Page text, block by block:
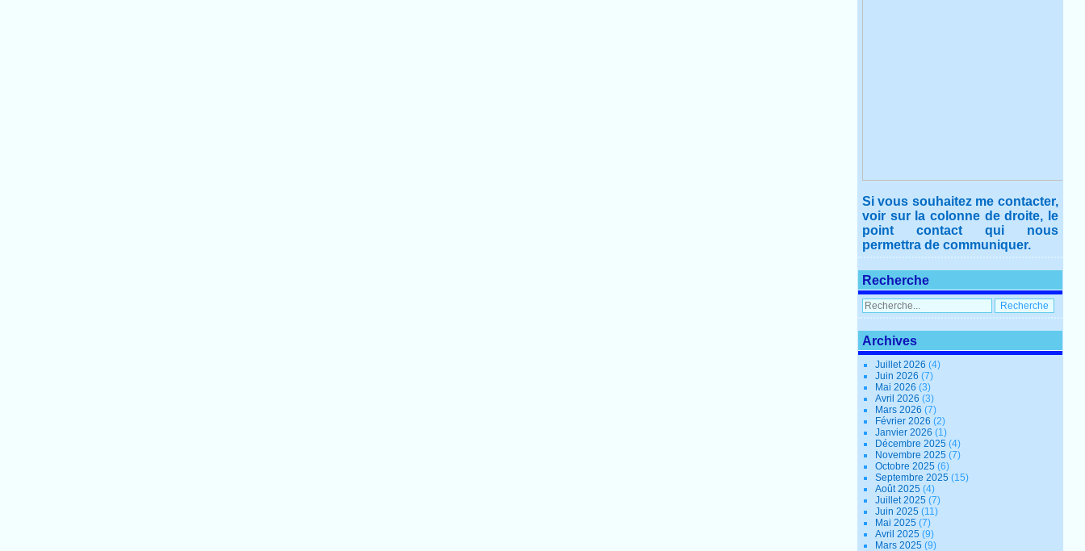
Si vous souhaitez me contacter,
voir sur la colonne de droite, le
point contact qui nous
permettra de communiquer.
Recherche
Archives
Juillet 2026(4)
Juin 2026(7)
Mai 2026(3)
Avril 2026(3)
Mars 2026(7)
Février 2026(2)
Janvier 2026(1)
Décembre 2025(4)
Novembre 2025(7)
Octobre 2025(6)
Septembre 2025(15)
Août 2025(4)
Juillet 2025(7)
Juin 2025(11)
Mai 2025(7)
Avril 2025(9)
Mars 2025(9)